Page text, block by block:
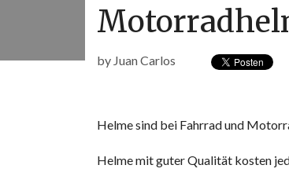
by Juan Carlos
Helme sind bei Fahrrad und
Helme mit guter Qualität kosten